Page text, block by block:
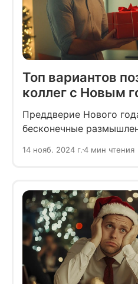
Топ вариантов
коллег с Новым
Преддверие Нового
бесконечные
что они хотели бы
остались довольны?
14 нояб. 2024 г.4 мин чтения